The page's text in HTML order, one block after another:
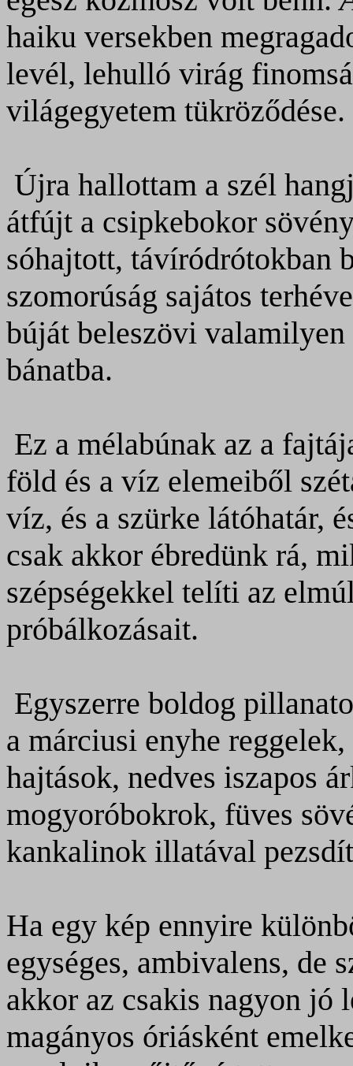
haiku versekben
levél, lehulló virág
világegyetem tükröződése.
Újra hallottam a szél
átfújt a csipkebokor
sóhajtott, távíródrótokban
szomorúság sajátos
búját beleszövi
bánatba.
Ez a mélabúnak az a
föld és a víz elemeiből
víz, és a szürke látóhatár,
csak akkor ébredünk rá,
szépségekkel telíti az
próbálkozásait.
Egyszerre boldog
a márciusi enyhe
hajtások, nedves iszapos
mogyoróbokrok, füves
kankalinok illatával
Ha egy kép ennyire
egységes, ambivalens, de
akkor az csakis nagyon jó
magányos óriásként